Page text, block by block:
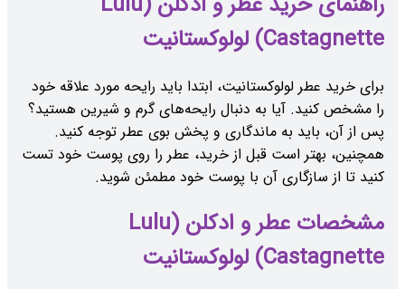
Castagnette) لولوکستانیت
برای خرید عطر لولوکستانیت، ابتدا باید رایحه مورد علاقه خود
را مشخص کنید. آیا به دنبال رایحه‌های گرم و شیرین هستید؟
پس از آن، باید به ماندگاری و پخش بوی عطر توجه کنید.
همچنین، بهتر است قبل از خرید، عطر را روی پوست خود تست
کنید تا از سازگاری آن با پوست خود مطمئن شوید.
مشخصات عطر و ادکلن (Lulu
Castagnette) لولوکستانیت